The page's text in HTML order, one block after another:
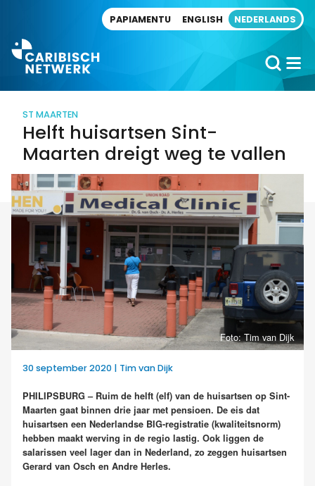
PAPIAMENTU ENGLISH NEDERLANDS
ST MAARTEN
Helft huisartsen Sint-
Maarten dreigt weg te vallen
Foto: Tim van Dijk
30 september 2020 | Tim van Dijk
PHILIPSBURG – Ruim de helft (elf) van de huisartsen op Sint-
Maarten gaat binnen drie jaar met pensioen. De eis dat
huisartsen een Nederlandse BIG-registratie (kwaliteitsnorm)
hebben maakt werving in de regio lastig. Ook liggen de
salarissen veel lager dan in Nederland, zo zeggen huisartsen
Gerard van Osch en Andre Herles.